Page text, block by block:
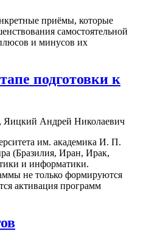
приёмы, которые
самостоятельной
и минусов их
подготовки к
Яицкий Андрей Николаевич
им. академика И. П.
(Бразилия, Иран, Ирак,
и информатики.
не только формируются
активация программ